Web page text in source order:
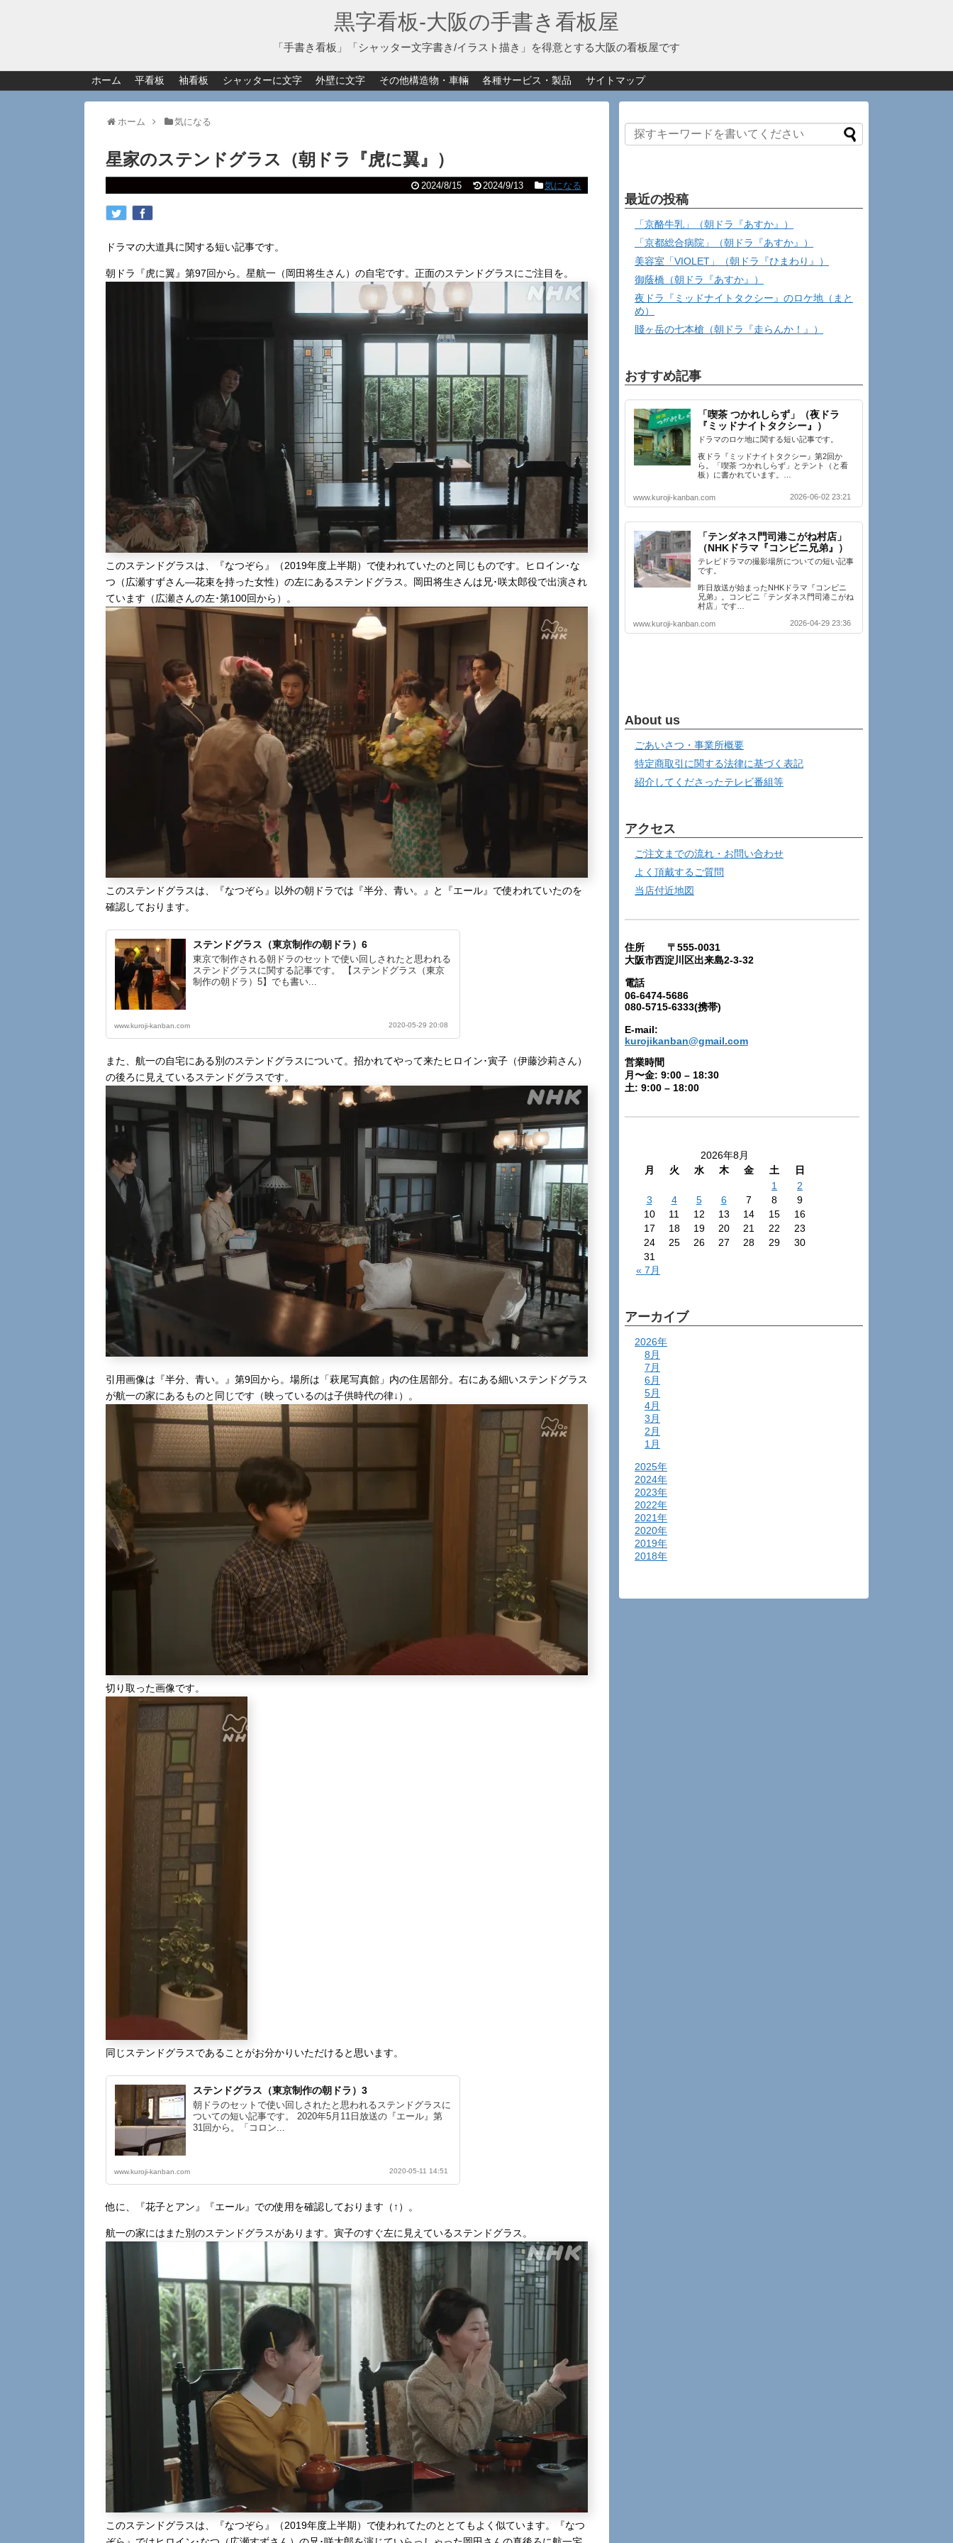
黒字看板‐大阪の手書き看板屋
「手書き看板」「シャッター文字書き/イラスト描き」を得意とする大阪の看板屋です
ホーム 平看板 袖看板 シャッターに文字 外壁に文字 その他構造物・車輛 各種サービス・製品 サイトマップ
ホーム 気になる
星家のステンドグラス（朝ドラ『虎に翼』）
2024/8/15 2024/9/13 気になる
ドラマの大道具に関する短い記事です。
朝ドラ『虎に翼』第97回から。星航一（岡田将生さん）の自宅です。正面のステンドグラスにご注目を。
このステンドグラスは、『なつぞら』（2019年度上半期）で使われていたのと同じものです。ヒロイン･な
つ（広瀬すずさん―花束を持った女性）の左にあるステンドグラス。岡田将生さんは兄･咲太郎役で出演され
ています（広瀬さんの左･第100回から）。
このステンドグラスは、『なつぞら』以外の朝ドラでは『半分、青い。』と『エール』で使われていたのを
確認しております。
ステンドグラス（東京制作の朝ドラ）6
東京で制作される朝ドラのセットで使い回しされたと思われる
ステンドグラスに関する記事です。 【ステンドグラス（東京
制作の朝ドラ）5】でも書い...
www.kuroji-kanban.com 2020-05-29 20:08
また、航一の自宅にある別のステンドグラスについて。招かれてやって来たヒロイン･寅子（伊藤沙莉さん）
の後ろに見えているステンドグラスです。
引用画像は『半分、青い。』第9回から。場所は「萩尾写真館」内の住居部分。右にある細いステンドグラス
が航一の家にあるものと同じです（映っているのは子供時代の律↓）。
切り取った画像です。
同じステンドグラスであることがお分かりいただけると思います。
ステンドグラス（東京制作の朝ドラ）3
朝ドラのセットで使い回しされたと思われるステンドグラスに
ついての短い記事です。 2020年5月11日放送の『エール』第
31回から。「コロン...
www.kuroji-kanban.com 2020-05-11 14:51
他に、『花子とアン』『エール』での使用を確認しております（↑）。
航一の家にはまた別のステンドグラスがあります。寅子のすぐ左に見えているステンドグラス。
このステンドグラスは、『なつぞら』（2019年度上半期）で使われてたのととてもよく似ています。『なつ
最近の投稿
「京酪牛乳」（朝ドラ『あすか』）
「京都総合病院」（朝ドラ『あすか』）
美容室「VIOLET」（朝ドラ『ひまわり』）
御蔭橋（朝ドラ『あすか』）
夜ドラ『ミッドナイトタクシー』のロケ地（まと
め）
賤ヶ岳の七本槍（朝ドラ『走らんか！』）
おすすめ記事
「喫茶 つかれしらず」（夜ドラ
『ミッドナイトタクシー』）
ドラマのロケ地に関する短い記事です。
夜ドラ『ミッドナイトタクシー』第2回か
ら。「喫茶 つかれしらず」とテント（と看
板）に書かれています。…
www.kuroji-kanban.com 2026-06-02 23:21
「テンダネス門司港こがね村店」
（NHKドラマ『コンビニ兄弟』）
テレビドラマの撮影場所についての短い記事
です。
昨日放送が始まったNHKドラマ『コンビニ
兄弟』。コンビニ「テンダネス門司港こがね
村店」です…
www.kuroji-kanban.com 2026-04-29 23:36
About us
ごあいさつ・事業所概要
特定商取引に関する法律に基づく表記
紹介してくださったテレビ番組等
アクセス
ご注文までの流れ・お問い合わせ
よく頂戴するご質問
当店付近地図
住所 〒555-0031
大阪市西淀川区出来島2-3-32
電話
06-6474-5686
080-5715-6333(携帯)
E-mail:
kurojikanban@gmail.com
営業時間
月〜金: 9:00 – 18:30
土: 9:00 – 18:00
2026年8月
月
火 水 木 金 土
日
1
2
3
4 5 6 7 8
9
10
11 12 13 14 15
16
17
18 19 20 21 22
23
24
25 26 27 28 29
30
31
« 7月
アーカイブ
2026年
8月
7月
6月
5月
4月
3月
2月
1月
2025年
2024年
2023年
2022年
2021年
2020年
2019年
2018年